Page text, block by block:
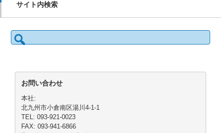
サイト内検索
検
索:
お問い合わせ
本社:
北九州市小倉南区湯川4-1-1
TEL: 093-921-0023
FAX: 093-941-6866